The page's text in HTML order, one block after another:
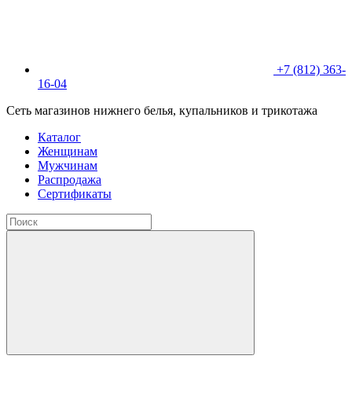
+7 (812) 363-
16-04
Сеть магазинов нижнего белья, купальников и трикотажа
Каталог
Женщинам
Мужчинам
Распродажа
Сертификаты